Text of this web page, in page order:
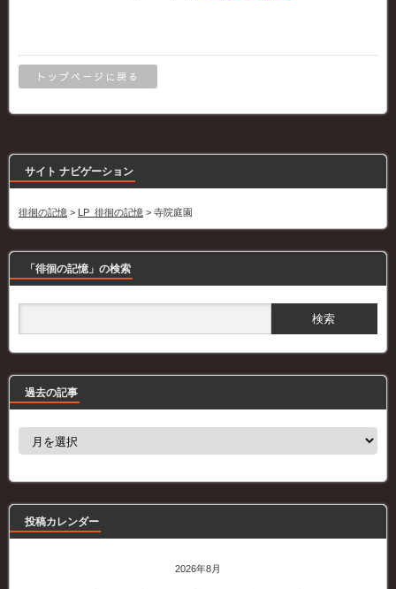
トップページに戻る
サイト ナビゲーション
徘徊の記憶 > LP_徘徊の記憶 > 寺院庭園
「徘徊の記憶」の検索
過去の記事
事
投稿カレンダー
2026年8月